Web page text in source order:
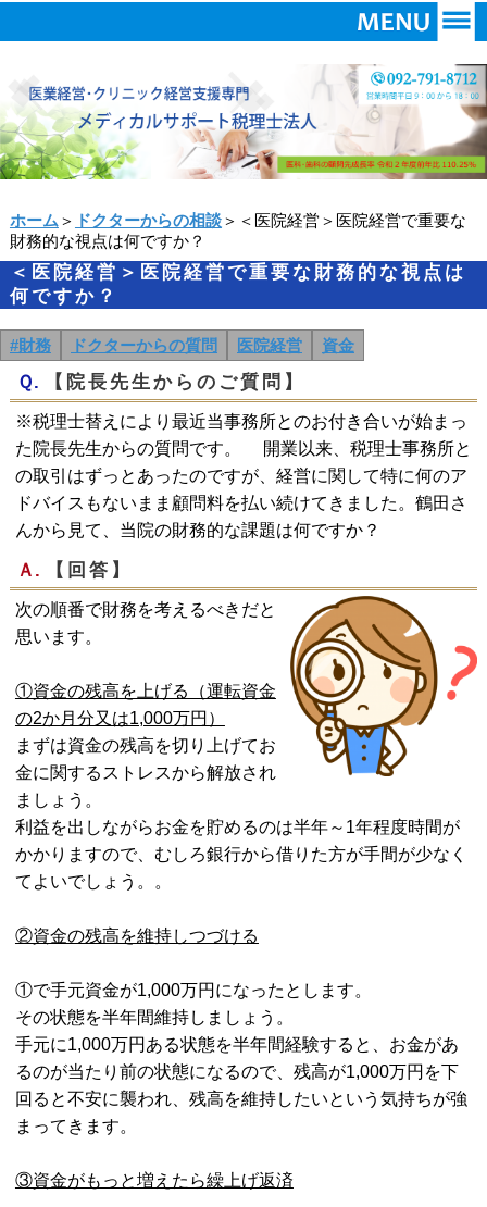
ホーム ＞ ドクターからの相談＞＜医院経営＞医院経営で重要な
財務的な視点は何ですか？
＜医院経営＞医院経営で重要な財務的な視点は
何ですか？
#財務 ドクターからの質問 医院経営 資金
Ｑ. 【院長先生からのご質問】
※税理士替えにより最近当事務所とのお付き合いが始まっ
た院長先生からの質問です。 開業以来、税理士事務所と
の取引はずっとあったのですが、経営に関して特に何のア
ドバイスもないまま顧問料を払い続けてきました。鶴田さ
んから見て、当院の財務的な課題は何ですか？
Ａ. 【回答】
次の順番で財務を考えるべきだと
思います。
①資金の残高を上げる（運転資金
の2か月分又は1,000万円）
まずは資金の残高を切り上げてお
金に関するストレスから解放され
ましょう。
利益を出しながらお金を貯めるのは半年～1年程度時間が
かかりますので、むしろ銀行から借りた方が手間が少なく
てよいでしょう。。
②資金の残高を維持しつづける
①で手元資金が1,000万円になったとします。
その状態を半年間維持しましょう。
手元に1,000万円ある状態を半年間経験すると、お金があ
るのが当たり前の状態になるので、残高が1,000万円を下
回ると不安に襲われ、残高を維持したいという気持ちが強
まってきます。
③資金がもっと増えたら繰上げ返済